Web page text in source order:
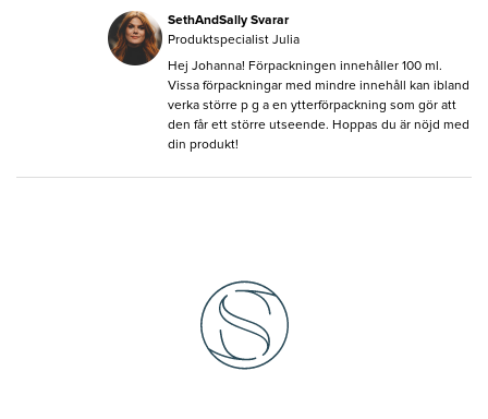
SethAndSally Svarar
Produktspecialist Julia
Hej Johanna! Förpackningen innehåller 100 ml.
Vissa förpackningar med mindre innehåll kan ibland
verka större p g a en ytterförpackning som gör att
den får ett större utseende. Hoppas du är nöjd med
din produkt!